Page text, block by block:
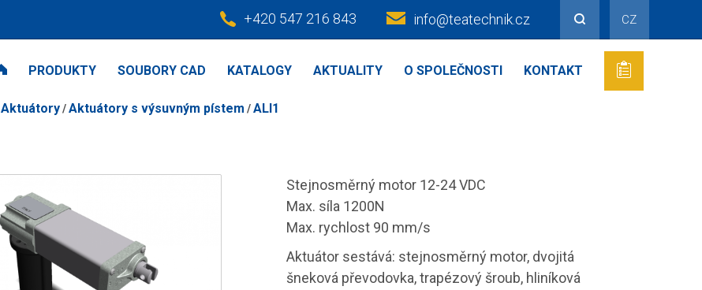
+420 547 216 843 info@teatechnik.cz CZ
PRODUKTY SOUBORY CAD KATALOGY AKTUALITY O SPOLEČNOSTI KONTAKT
Aktuátory Aktuátory s výsuvným pístem ALI1
Stejnosměrný motor 12-24 VDC
Max. síla 1200N
Max. rychlost 90 mm/s
Aktuátor sestává: stejnosměrný motor, dvojitá
šneková převodovka, trapézový šroub, hliníková